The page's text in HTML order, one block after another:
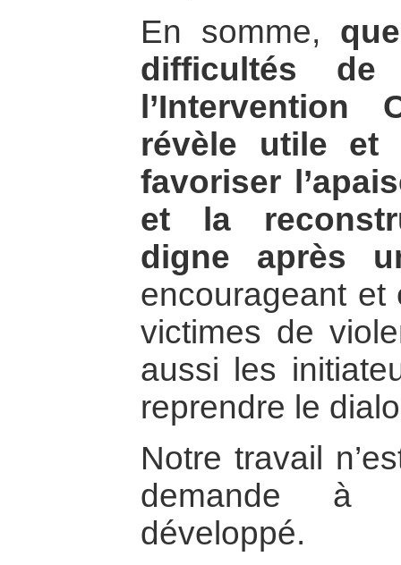
En somme,
difficultés
révèle utile et
favoriser
et la
digne après
encourageant et
victimes de
aussi les
reprendre le
Notre travail
demande à
développé.